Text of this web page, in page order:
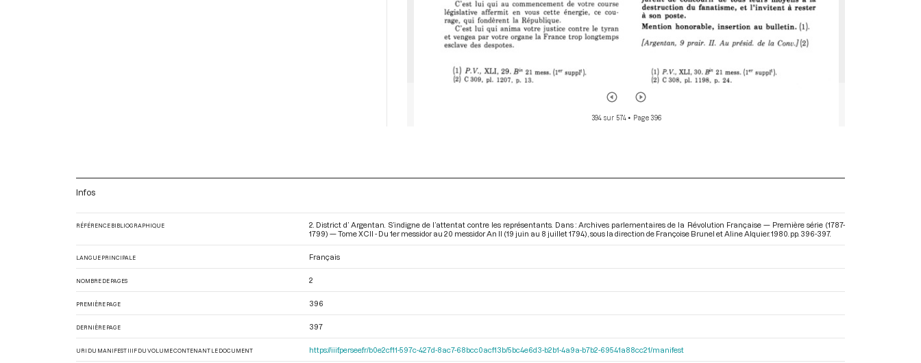
394 sur 574• Page 396
Infos
RÉFÉRENCE BIBLIOGRAPHIQUE
2. District d’ Argentan. S’indigne de l’attentat contre les représentants. Dans : Archives parlementaires de la Révolution Française — Première série (1787-
1799) — Tome XCII - Du 1er messidor au 20 messidor An II (19 juin au 8 juillet 1794) , sous la direction de Françoise Brunel et Aline Alquier. 1980. pp. 396-397.
LANGUE PRINCIPALE Français
NOMBRE DE PAGES 2
PREMIÈRE PAGE 396
DERNIÈRE PAGE 397
URI DU MANIFEST IIIF DU VOLUME CONTENANT LE DOCUMENT https://iiif.persee.fr/b0e2cf11-597c-427d-8ac7-68bcc0acf13b/5bc4e6d3-b2b1-4a9a-b7b2-69541a88cc21/manifest